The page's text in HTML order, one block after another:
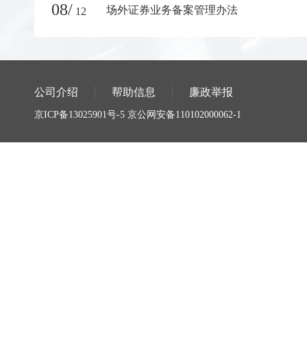
08/ 12 场外证券业务备案管理办法
公司介绍 帮助信息 廉政举报
京ICP备13025901号-5 京公网安备110102000062-1